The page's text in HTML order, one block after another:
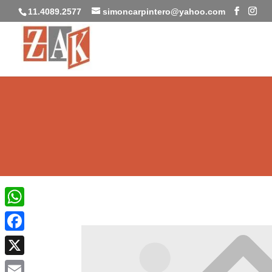
11.4089.2577 simoncarpintero@yahoo.com
WhatsApp
Facebook
X